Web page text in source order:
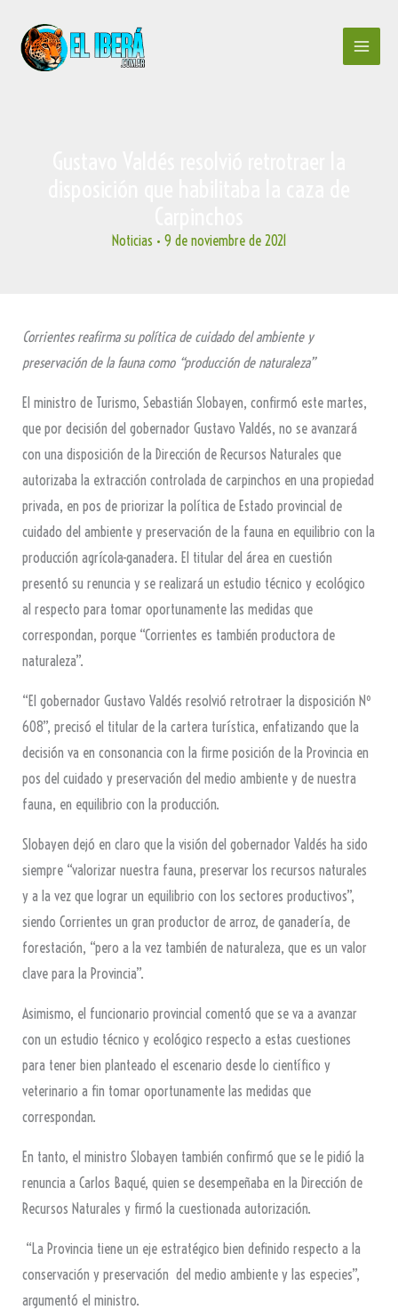
contenido
Noticias • 9 de noviembre de 2021
Corrientes reafirma su política de cuidado del ambiente y
preservación de la fauna como “producción de naturaleza”
El ministro de Turismo, Sebastián Slobayen, confirmó este martes,
que por decisión del gobernador Gustavo Valdés, no se avanzará
con una disposición de la Dirección de Recursos Naturales que
autorizaba la extracción controlada de carpinchos en una propiedad
privada, en pos de priorizar la política de Estado provincial de
cuidado del ambiente y preservación de la fauna en equilibrio con la
producción agrícola-ganadera. El titular del área en cuestión
presentó su renuncia y se realizará un estudio técnico y ecológico
al respecto para tomar oportunamente las medidas que
correspondan, porque “Corrientes es también productora de
naturaleza”.
“El gobernador Gustavo Valdés resolvió retrotraer la disposición Nº
608”, precisó el titular de la cartera turística, enfatizando que la
decisión va en consonancia con la firme posición de la Provincia en
pos del cuidado y preservación del medio ambiente y de nuestra
fauna, en equilibrio con la producción.
Slobayen dejó en claro que la visión del gobernador Valdés ha sido
siempre “valorizar nuestra fauna, preservar los recursos naturales
y a la vez que lograr un equilibrio con los sectores productivos”,
siendo Corrientes un gran productor de arroz, de ganadería, de
forestación, “pero a la vez también de naturaleza, que es un valor
clave para la Provincia”.
Asimismo, el funcionario provincial comentó que se va a avanzar
con un estudio técnico y ecológico respecto a estas cuestiones
para tener bien planteado el escenario desde lo científico y
veterinario a fin tomar oportunamente las medidas que
correspondan.
En tanto, el ministro Slobayen también confirmó que se le pidió la
renuncia a Carlos Baqué, quien se desempeñaba en la Dirección de
Recursos Naturales y firmó la cuestionada autorización.
“La Provincia tiene un eje estratégico bien definido respecto a la
conservación y preservación del medio ambiente y las especies”,
argumentó el ministro.